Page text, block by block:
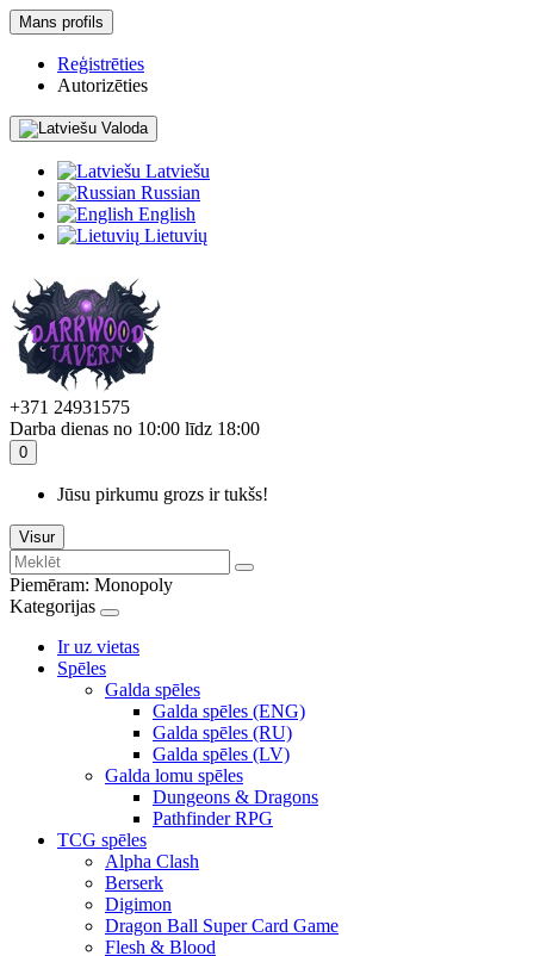
Mans profils
Reģistrēties
Autorizēties
Valoda
Latviešu
Russian
English
Lietuvių
+371 24931575
Darba dienas no 10:00 līdz 18:00
0
Jūsu pirkumu grozs ir tukšs!
Visur
Piemēram: Monopoly
Kategorijas
Ir uz vietas
Spēles
Galda spēles
Galda spēles (ENG)
Galda spēles (RU)
Galda spēles (LV)
Galda lomu spēles
Dungeons & Dragons
Pathfinder RPG
TCG spēles
Alpha Clash
Berserk
Digimon
Dragon Ball Super Card Game
Flesh & Blood